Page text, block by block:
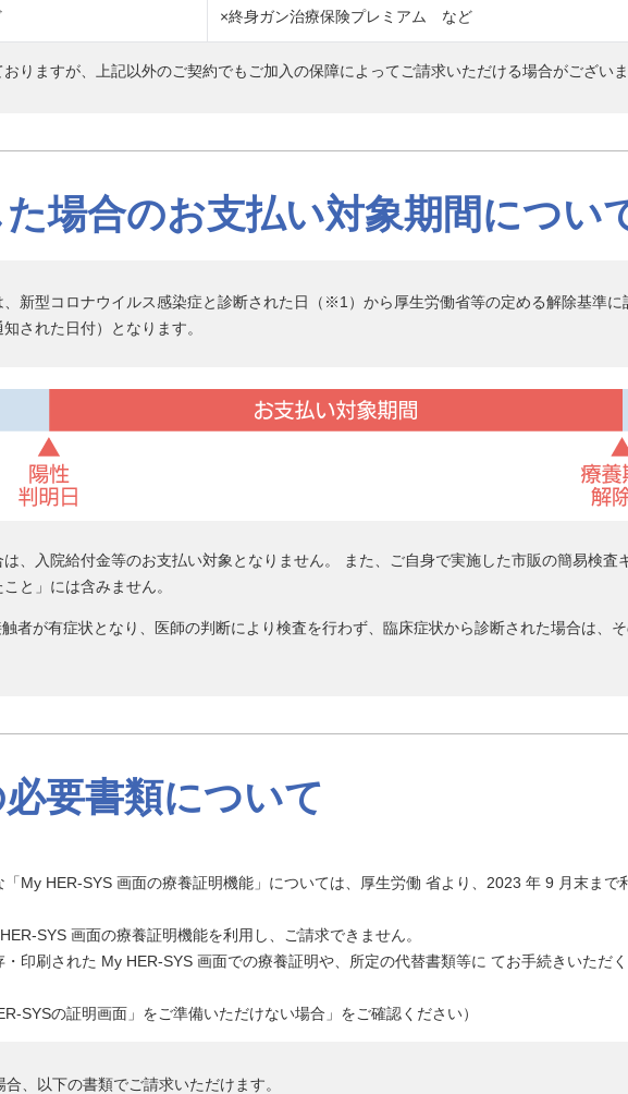
×終身ガン治療保険プレミアム など
りますが、上記以外のご契約でもご加入の保障によってご請求いただける場合がございま
場合のお支払い対象期間につい
新型コロナウイルス感染症と診断された日（※1）から厚生労働省等の定める解除基準に
された日付）となります。
、入院給付金等のお支払い対象となりません。 また、ご自身で実施した市販の簡易検査
と」には含みません。
者が有症状となり、医師の判断により検査を行わず、臨床症状から診断された場合は、
要書類について
My HER-SYS 画面の療養証明機能」については、厚生労働 省より、2023 年 9 月末まで
SYS 画面の療養証明機能を利用し、ご請求できません。
印刷された My HER-SYS 画面での療養証明や、所定の代替書類等に てお手続きいただ
SYSの証明画面」をご準備いただけない場合」をご確認ください）
、以下の書類でご請求いただけます。